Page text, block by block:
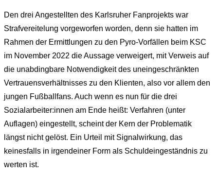
Den drei Angestellten des Karlsruher Fanprojekts war
Strafvereitelung vorgeworfen worden, denn sie hatten im
Rahmen der Ermittlungen zu den Pyro-Vorfällen beim KSC
im November 2022 die Aussage verweigert, mit Verweis auf
die unabdingbare Notwendigkeit des uneingeschränkten
Vertrauensverhältnisses zu den Klienten, also vor allem den
jungen Fußballfans. Auch wenn es nun für die drei
Sozialarbeiter:innen am Ende heißt: Verfahren (unter
Auflagen) eingestellt, scheint der Kern der Problematik
längst nicht gelöst. Ein Urteil mit Signalwirkung, das
keinesfalls in irgendeiner Form als Schuldeingeständnis zu
werten ist.